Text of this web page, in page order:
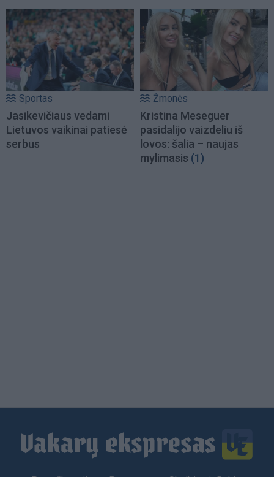
Sportas
Jasikevičiaus vedami
Lietuvos vaikinai patiesė
serbus
Žmonės
Kristina Meseguer
pasidalijo vaizdeliu iš
lovos: šalia – naujas
mylimasis (1)